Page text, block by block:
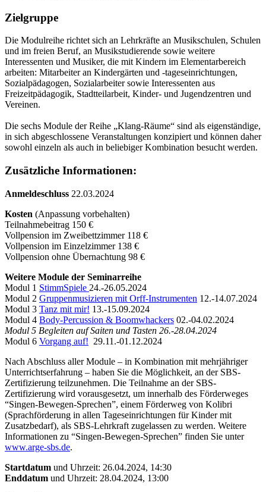
Zielgruppe
Die Modulreihe richtet sich an Lehrkräfte an Musikschulen, Schulen
und im freien Beruf, an Musikstudierende sowie weitere
Interessenten und Musiker, die mit Kindern im Elementarbereich
arbeiten: Mitarbeiter an Kindergärten und -tageseinrichtungen,
Sozialpädagogen, Sozialarbeiter sowie Interessenten aus
Freizeitpädagogik, Stadtteilarbeit, Kinder- und Jugendzentren und
Vereinen.
Die sechs Module der Reihe „Klang-Räume“ sind als eigenständige,
in sich abgeschlossene Veranstaltungen konzipiert und können daher
sowohl einzeln als auch in beliebiger Kombination besucht werden.
Zusätzliche Informationen:
Anmeldeschluss 22.03.2024
Kosten (Anpassung vorbehalten)
Teilnahmebeitrag 150 €
Vollpension im Zweibettzimmer 118 €
Vollpension im Einzelzimmer 138 €
Vollpension ohne Übernachtung 98 €
Weitere Module der Seminarreihe
Modul 1 StimmSpiele 24.-26.05.2024
Modul 2 Gruppenmusizieren mit Orff-Instrumenten 12.-14.07.2024
Modul 3 Tanz mit mir! 13.-15.09.2024
Modul 4 Body-Percussion & Boomwhackers 02.-04.02.2024
Modul 5 Begleiten auf Saiten und Tasten 26.-28.04.2024
Modul 6 Vorgang auf! 29.11.-01.12.2024
Nach Abschluss aller Module – in Kombination mit mehrjähriger
Unterrichtserfahrung – haben Sie die Möglichkeit, an der SBS-
Zertifizierung teilzunehmen. Die Teilnahme an der SBS-
Zertifizierung wird vorausgesetzt, um innerhalb des Förderweges
“Singen-Bewegen-Sprechen”, einem Förderweg von Kolibri
(Sprachförderung in allen Tageseinrichtungen für Kinder mit
Zusatzbedarf), als SBS-Lehrkraft zugelassen zu werden. Weitere
Informationen zu “Singen-Bewegen-Sprechen” finden Sie unter
www.arge-sbs.de.
Startdatum und Uhrzeit: 26.04.2024, 14:30
Enddatum und Uhrzeit: 28.04.2024, 13:00